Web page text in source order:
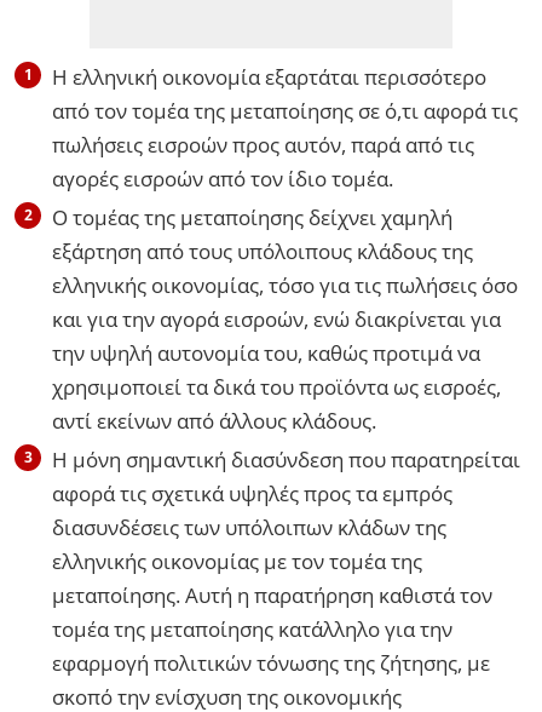
Η ελληνική οικονομία εξαρτάται περισσότερο
από τον τομέα της μεταποίησης σε ό,τι αφορά τις
πωλήσεις εισροών προς αυτόν, παρά από τις
αγορές εισροών από τον ίδιο τομέα.
Ο τομέας της μεταποίησης δείχνει χαμηλή
εξάρτηση από τους υπόλοιπους κλάδους της
ελληνικής οικονομίας, τόσο για τις πωλήσεις όσο
και για την αγορά εισροών, ενώ διακρίνεται για
την υψηλή αυτονομία του, καθώς προτιμά να
χρησιμοποιεί τα δικά του προϊόντα ως εισροές,
αντί εκείνων από άλλους κλάδους.
Η μόνη σημαντική διασύνδεση που παρατηρείται
αφορά τις σχετικά υψηλές προς τα εμπρός
διασυνδέσεις των υπόλοιπων κλάδων της
ελληνικής οικονομίας με τον τομέα της
μεταποίησης. Αυτή η παρατήρηση καθιστά τον
τομέα της μεταποίησης κατάλληλο για την
εφαρμογή πολιτικών τόνωσης της ζήτησης, με
σκοπό την ενίσχυση της οικονομικής